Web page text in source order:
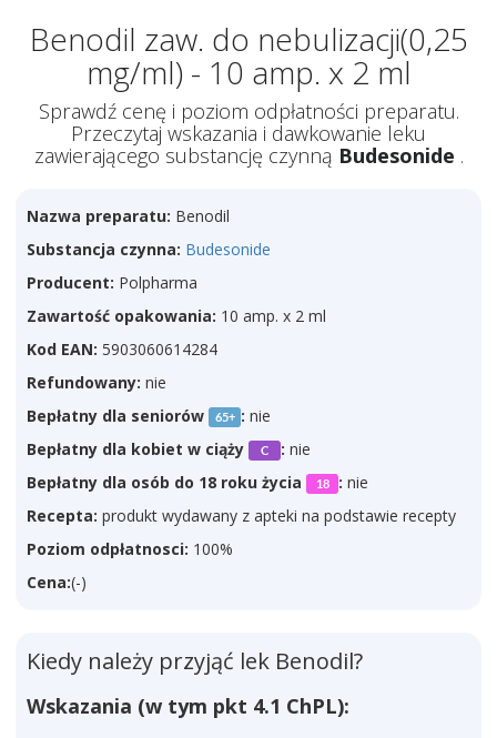
Benodil zaw. do nebulizacji(0,25
mg/ml) - 10 amp. x 2 ml
Sprawdź cenę i poziom odpłatności preparatu.
Przeczytaj wskazania i dawkowanie leku
zawierającego substancję czynną Budesonide .
Nazwa preparatu: Benodil
Substancja czynna: Budesonide
Producent: Polpharma
Zawartość opakowania: 10 amp. x 2 ml
Kod EAN: 5903060614284
Refundowany: nie
Bepłatny dla seniorów
65+ : nie
Bepłatny dla kobiet w ciąży
C : nie
Bepłatny dla osób do 18 roku życia
18 : nie
Recepta: produkt wydawany z apteki na podstawie recepty
Poziom odpłatnosci: 100%
Cena:(-)
Kiedy należy przyjąć lek Benodil?
Wskazania (w tym pkt 4.1 ChPL):